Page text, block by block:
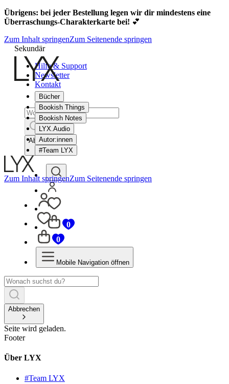
Übrigens: bei jeder Bestellung legen wir dir mindestens eine
Überraschungs-Charakterkarte bei! 💕
Zum Inhalt springenZum Seitenende springen
Sekundär
Hilfe & Support
Newsletter
Kontakt
Bücher
Bookish Things
Bookish Notes
LYX.Audio
Autor:innen
#Team LYX
0
Abbrechen
Zum Inhalt springenZum Seitenende springen
0
Mobile Navigation öffnen
Abbrechen
Seite wird geladen.
Footer
Über LYX
#Team LYX